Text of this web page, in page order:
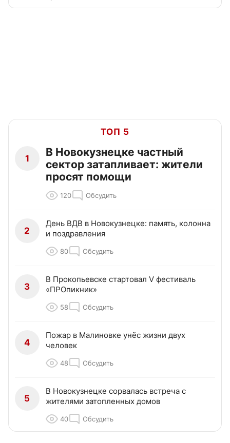
ТОП 5
1
В Новокузнецке частный
сектор затапливает: жители
просят помощи
120 Обсудить
2
День ВДВ в Новокузнецке: память, колонна
и поздравления
80 Обсудить
3
В Прокопьевске стартовал V фестиваль
«ПРОпикник»
58 Обсудить
4
Пожар в Малиновке унёс жизни двух
человек
48 Обсудить
5
В Новокузнецке сорвалась встреча с
жителями затопленных домов
40 Обсудить